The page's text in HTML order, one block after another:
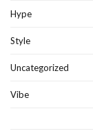
Hype
Style
Uncategorized
Vibe